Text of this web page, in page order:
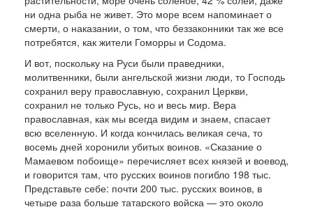
ни одна рыба не живет. Это море всем напоминает о
смерти, о наказании, о том, что беззаконники так же все
потребятся, как жители Го­морры и Содома.
И вот, поскольку на Руси были праведники,
молитвенники, были ангельской жизни лю­ди, то Господь
сохранил веру православную, сохра­нил Церкви,
сохранил не только Русь, но и весь мир. Вера
православная, как мы всегда видим и знаем, спасает
всю вселенную. И когда кончилась великая сеча, то
восемь дней хоронили убитых воинов. «Сказание о
Мамаевом побоище» перечисляет всех князей и воевод,
и говорится там, что русских воинов погибло 198 ты­с.
Представьте себе: почти 200 тыс. русских воинов, в
четыре раза больше татарского войска — это около